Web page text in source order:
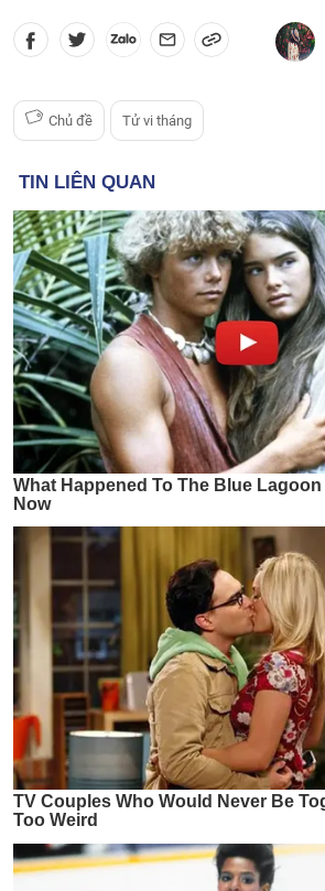
Chủ đề Tử vi tháng